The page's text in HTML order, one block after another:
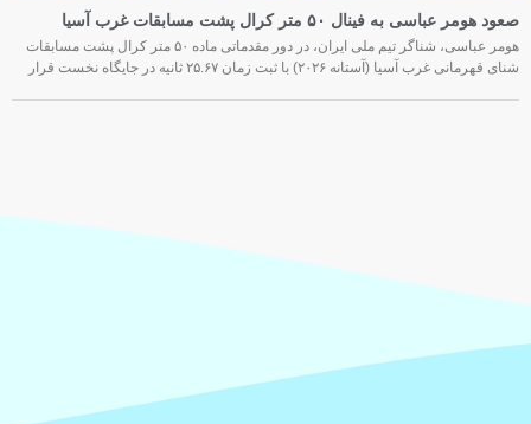
صعود هومر عباسی به فینال ۵۰ متر کرال پشت مسابقات غرب آسیا
هومر عباسی، شناگر تیم ملی ایران، در دور مقدماتی ماده ۵۰ متر کرال پشت مسابقات
شنای قهرمانی غرب آسیا (آستانه ۲۰۲۶) با ثبت زمان ۲۵.۶۷ ثانیه در جایگاه نخست قرار